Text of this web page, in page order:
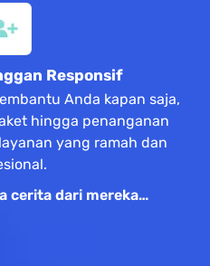
Responsif
Anda kapan saja,
hingga penanganan
yang ramah dan
cerita dari mereka…